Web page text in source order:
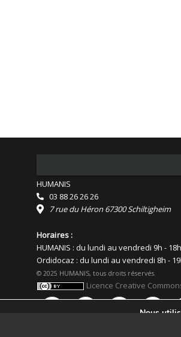
HUMANIS
03 88 26 26 26
7 rue du Héron 67300 Schiltigheim
Horaires :
HUMANIS : du lundi au vendredi 9h - 18h
Ordidocaz : du lundi au vendredi 8h -
© 2025 HUMANIS, tous droits réservés.
Licence Creative
Nous
Vous